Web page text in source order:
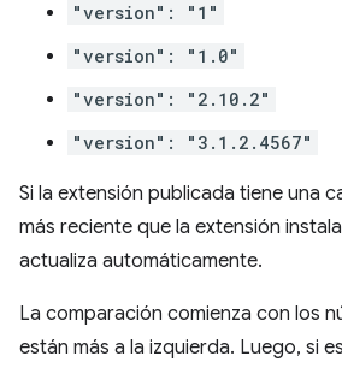
"version": "1"
"version": "1.0"
"version": "2.10.2"
"version": "3.1.2.4567"
Si la extensión publicada tiene una
más reciente que la extensión
actualiza automáticamente.
La comparación comienza con los
están más a la izquierda. Luego, si